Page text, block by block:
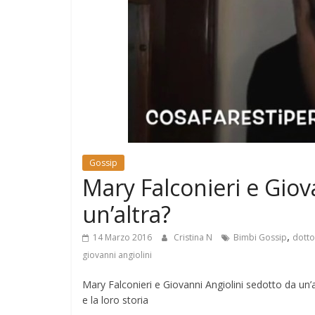
Gossip
Mary Falconieri e
un’altra?
14 Marzo 2016 Cristina N Bimbi Gossip,
giovanni angiolini
Mary Falconieri e Giovanni Angiolini sedotto da
e la loro storia